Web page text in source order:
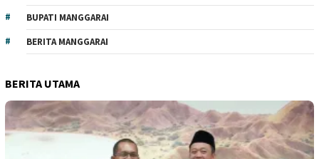
BUPATI MANGGARAI
BERITA MANGGARAI
BERITA UTAMA